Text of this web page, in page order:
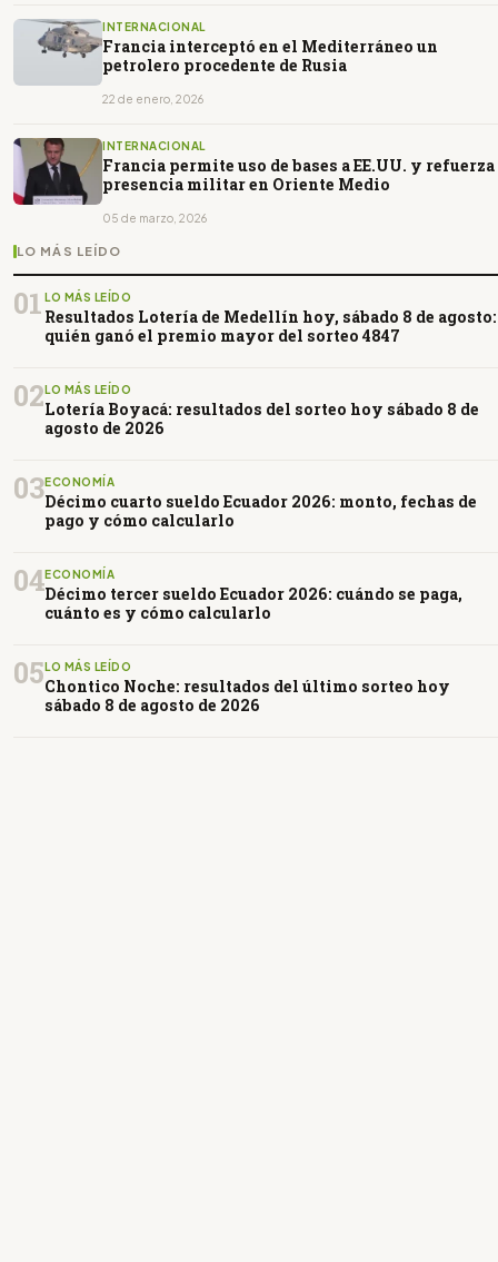
INTERNACIONAL
Francia interceptó en el Mediterráneo un
petrolero procedente de Rusia
22 de enero, 2026
INTERNACIONAL
Francia permite uso de bases a EE.UU. y refuerza
presencia militar en Oriente Medio
05 de marzo, 2026
LO MÁS LEÍDO
01 LO MÁS LEÍDO
Resultados Lotería de Medellín hoy, sábado 8 de agosto:
quién ganó el premio mayor del sorteo 4847
02LO MÁS LEÍDO
Lotería Boyacá: resultados del sorteo hoy sábado 8 de
agosto de 2026
03ECONOMÍA
Décimo cuarto sueldo Ecuador 2026: monto, fechas de
pago y cómo calcularlo
04ECONOMÍA
Décimo tercer sueldo Ecuador 2026: cuándo se paga,
cuánto es y cómo calcularlo
05LO MÁS LEÍDO
Chontico Noche: resultados del último sorteo hoy
sábado 8 de agosto de 2026